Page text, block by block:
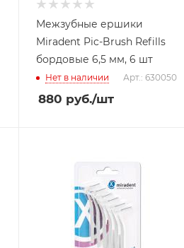
Межзубные ершики
Miradent Pic-Brush Refills
бордовые 6,5 мм, 6 шт
Нет в наличии Арт.: 630050
880 руб./шт